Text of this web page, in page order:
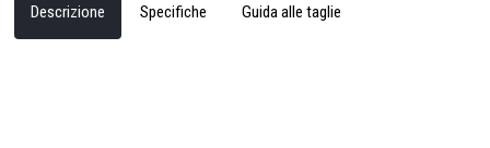
Descrizione Specifiche Guida alle taglie